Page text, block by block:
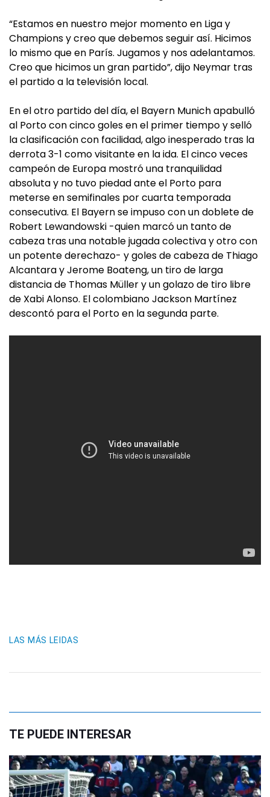
“Estamos en nuestro mejor momento en Liga y
Champions y creo que debemos seguir así. Hicimos
lo mismo que en París. Jugamos y nos adelantamos.
Creo que hicimos un gran partido”, dijo Neymar tras
el partido a la televisión local.
En el otro partido del día, el Bayern Munich apabulló
al Porto con cinco goles en el primer tiempo y selló
la clasificación con facilidad, algo inesperado tras la
derrota 3-1 como visitante en la ida. El cinco veces
campeón de Europa mostró una tranquilidad
absoluta y no tuvo piedad ante el Porto para
meterse en semifinales por cuarta temporada
consecutiva. El Bayern se impuso con un doblete de
Robert Lewandowski -quien marcó un tanto de
cabeza tras una notable jugada colectiva y otro con
un potente derechazo- y goles de cabeza de Thiago
Alcantara y Jerome Boateng, un tiro de larga
distancia de Thomas Müller y un golazo de tiro libre
de Xabi Alonso. El colombiano Jackson Martínez
descontó para el Porto en la segunda parte.
LAS MÁS LEIDAS
TE PUEDE INTERESAR